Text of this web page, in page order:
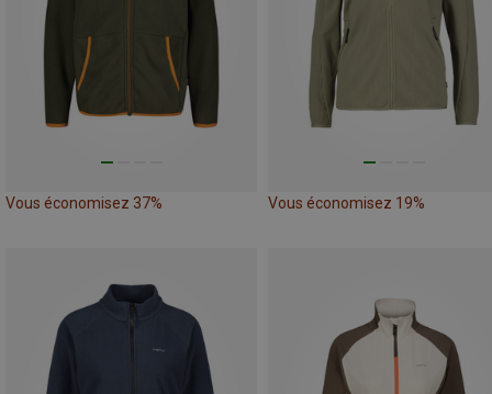
Vous économisez 37% Vous économisez 19%